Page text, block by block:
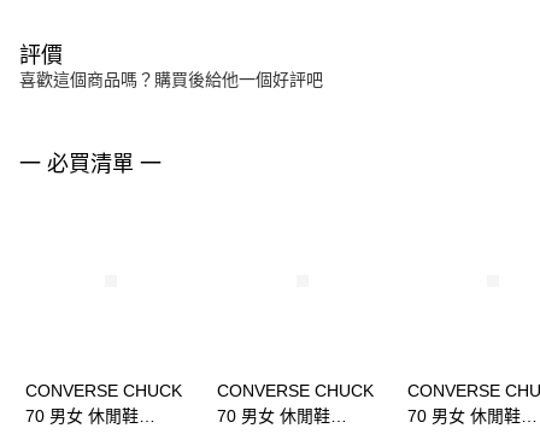
評價
喜歡這個商品嗎？購買後給他一個好評吧
一 必買清單 一
CONVERSE CHUCK
70 男女 休閒鞋
CONVERSE CHUCK
70 男女 休閒鞋
CONVERSE
70 男女 休閒鞋